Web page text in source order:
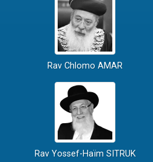
Rav Chlomo AMAR
Rav Yossef-Haïm SITRUK